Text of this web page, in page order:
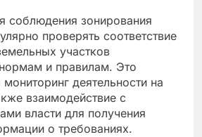
соблюдения зонирования
проверять соответствие
участков
и правилам. Это
деятельности на
взаимодействие с
власти для получения
о требованиях.